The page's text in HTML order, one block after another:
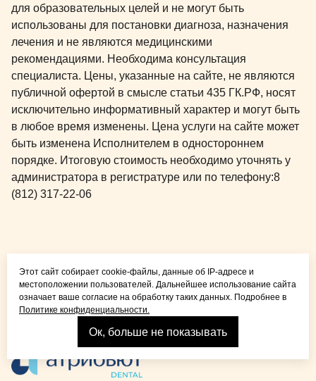
для образовательных целей и не могут быть
использованы для постановки диагноза, назначения
лечения и не являются медицинскими
рекомендациями. Необходима консультация
специалиста. Цены, указанные на сайте, не являются
публичной офертой в смысле статьи 435 ГК.РФ, носят
исключительно информативный характер и могут быть
в любое время изменены. Цена услуги на сайте может
быть изменена Исполнителем в одностороннем
порядке. Итоговую стоимость необходимо уточнять у
администратора в регистратуре или по телефону:8
(812) 317-22-06
детей и взрослых
Взрослая стоматология
Этот сайт собирает cookie-файлы, данные об IP-адресе и
местоположении пользователей. Дальнейшее использование сайта
означает ваше согласие на обработку таких данных. Подробнее в
Политике конфиденциальности.
Ок, больше не показывать